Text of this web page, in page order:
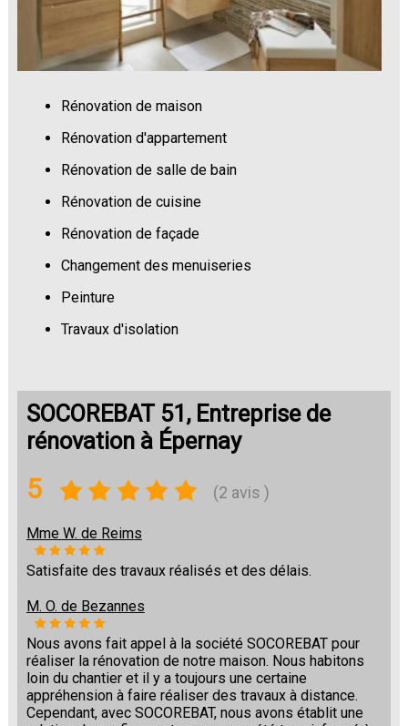
Rénovation de maison
Rénovation d'appartement
Rénovation de salle de bain
Rénovation de cuisine
Rénovation de façade
Changement des menuiseries
Peinture
Travaux d'isolation
SOCOREBAT 51, Entreprise de
rénovation à Épernay
5 (2 avis )
Mme W. de Reims
Satisfaite des travaux réalisés et des délais.
M. O. de Bezannes
Nous avons fait appel à la société SOCOREBAT pour
réaliser la rénovation de notre maison. Nous habitons
loin du chantier et il y a toujours une certaine
appréhension à faire réaliser des travaux à distance.
Cependant, avec SOCOREBAT, nous avons établit une